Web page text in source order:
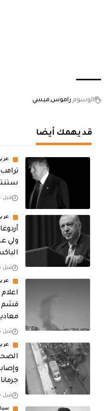
الوسوم راموس ميسي
قد يهمك أيضا
قبل 4 ساعات
ولي
قبل 5 ساعات
قشم
قبل 5 ساعات
قبل 6 ساعات